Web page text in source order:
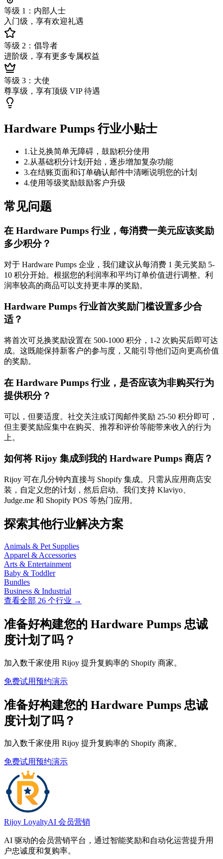
等级 1：内部人士
入门级，享有欢迎礼遇
等级 2：倡导者
进阶级，享有更多专属权益
等级 3：大使
尊享级，享有顶级 VIP 待遇
Hardware Pumps 行业小贴士
1 .让兑换简单无障碍，鼓励积分使用
2.从基础积分计划开始，逐步增加复杂功能
3.在结账页面和订单确认邮件中清晰说明您的计划
4.使用等级奖励鼓励客户升级
常见问题
在 Hardware Pumps 行业，每消费一美元应该奖励
多少积分？
对于 Hardware Pumps 企业，我们建议从每消费 1 美元奖励 5-
10 积分开始。根据您的利润率和平均订单价值进行调整。利
润率较高的商品可以支持更丰厚的奖励。
Hardware Pumps 行业首次奖励门槛设置多少合
适？
将首次可兑换奖励设置在 500-1000 积分，1-2 次购买后即可达
成。这既能保持新客户的参与度，又能引导他们迈向更高价值
的奖励。
在 Hardware Pumps 行业，是否应该为非购买行为
提供积分？
可以，但要适度。社交关注或订阅邮件奖励 25-50 积分即可，
但主要奖励应集中在购买、推荐和评价等能带来收入的行为
上。
如何将 Rijoy 集成到我的 Hardware Pumps 商店？
Rijoy 可在几分钟内直接与 Shopify 集成。只需从应用商店安
装，自定义您的计划，然后启动。我们支持 Klaviyo、
Judge.me 和 Shopify POS 等热门应用。
探索其他行业解决方案
Animals & Pet Supplies
Apparel & Accessories
Arts & Entertainment
Baby & Toddler
Bundles
Business & Industrial
查看全部 26 个行业 →
准备好构建您的 Hardware Pumps 忠诚
度计划了吗？
加入数千家使用 Rijoy 提升复购率的 Shopify 商家。
免费试用预约演示
准备好构建您的 Hardware Pumps 忠诚
度计划了吗？
加入数千家使用 Rijoy 提升复购率的 Shopify 商家。
免费试用预约演示
Rijoy LoyaltyAI 会员营销
AI 驱动的会员营销平台，通过智能奖励和自动化运营提升用
户忠诚度和复购率。